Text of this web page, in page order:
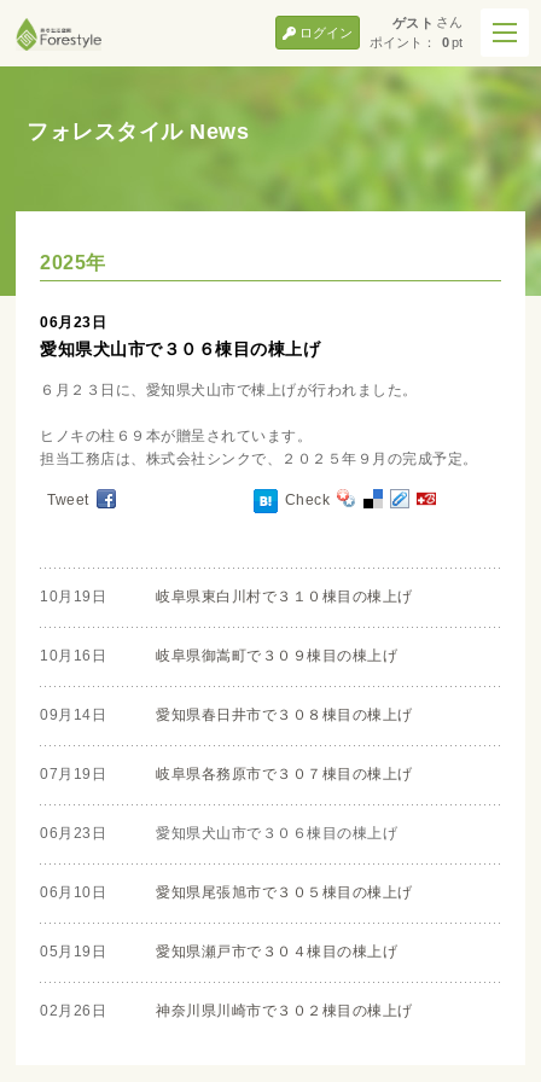
ゲスト さん
ポイント：
0pt
ログイン
フォレスタイル News
2025年
06月23日
愛知県犬山市で３０６棟目の棟上げ
６月２３日に、愛知県犬山市で棟上げが行われました。
ヒノキの柱６９本が贈呈されています。
担当工務店は、株式会社シンクで、２０２５年９月の完成予定。
Tweet Check
10月19日 岐阜県東白川村で３１０棟目の棟上げ
10月16日 岐阜県御嵩町で３０９棟目の棟上げ
09月14日 愛知県春日井市で３０８棟目の棟上げ
07月19日 岐阜県各務原市で３０７棟目の棟上げ
06月23日 愛知県犬山市で３０６棟目の棟上げ
06月10日 愛知県尾張旭市で３０５棟目の棟上げ
05月19日 愛知県瀬戸市で３０４棟目の棟上げ
02月26日 神奈川県川崎市で３０２棟目の棟上げ